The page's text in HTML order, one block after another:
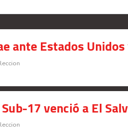
ante Estados
17 venció a El